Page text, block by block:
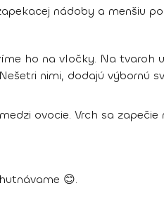
nádoby a menšiu
ho na vločky. Na tvaroh
nimi, dodajú výbornú
ovocie. Vrch sa zapečie
😊.